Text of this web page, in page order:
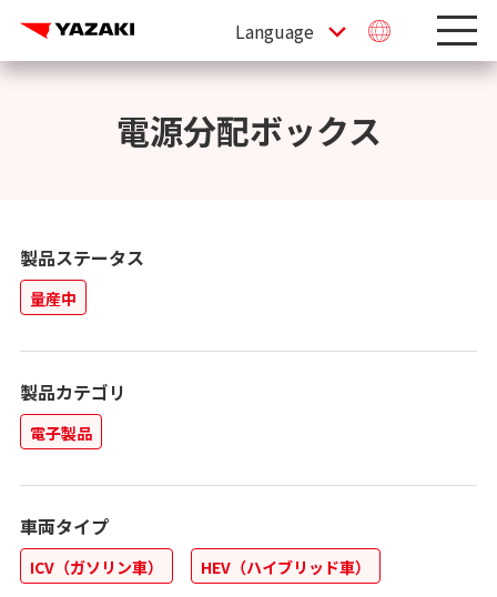
電源分配ボックス
製品ステータス
量産中
製品カテゴリ
電子製品
車両タイプ
ICV（ガソリン車） HEV（ハイブリッド車）